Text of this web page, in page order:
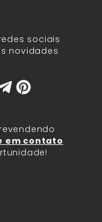
sociais
novidades
em contato